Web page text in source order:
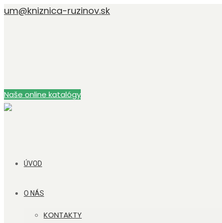
um@kniznica-ruzinov.sk
Naše online katalógy
ÚVOD
O NÁS
KONTAKTY